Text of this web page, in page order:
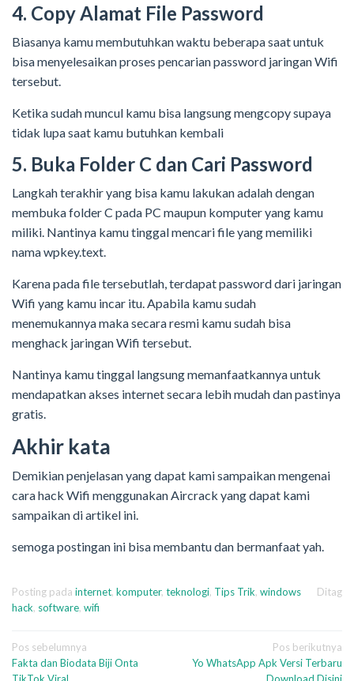
4. Copy Alamat File Password
Biasanya kamu membutuhkan waktu beberapa saat untuk
bisa menyelesaikan proses pencarian password jaringan Wifi
tersebut.
Ketika sudah muncul kamu bisa langsung mengcopy supaya
tidak lupa saat kamu butuhkan kembali
5. Buka Folder C dan Cari Password
Langkah terakhir yang bisa kamu lakukan adalah dengan
membuka folder C pada PC maupun komputer yang kamu
miliki. Nantinya kamu tinggal mencari file yang memiliki
nama wpkey.text.
Karena pada file tersebutlah, terdapat password dari jaringan
Wifi yang kamu incar itu. Apabila kamu sudah
menemukannya maka secara resmi kamu sudah bisa
menghack jaringan Wifi tersebut.
Nantinya kamu tinggal langsung memanfaatkannya untuk
mendapatkan akses internet secara lebih mudah dan pastinya
gratis.
Akhir kata
Demikian penjelasan yang dapat kami sampaikan mengenai
cara hack Wifi menggunakan Aircrack yang dapat kami
sampaikan di artikel ini.
semoga postingan ini bisa membantu dan bermanfaat yah.
Posting pada internet, komputer, teknologi, Tips Trik, windows
Ditag
hack, software, wifi
Navigasi
pos
Pos sebelumnya
Fakta dan Biodata Biji Onta
Pos berikutnya
Yo WhatsApp Apk Versi Terbaru